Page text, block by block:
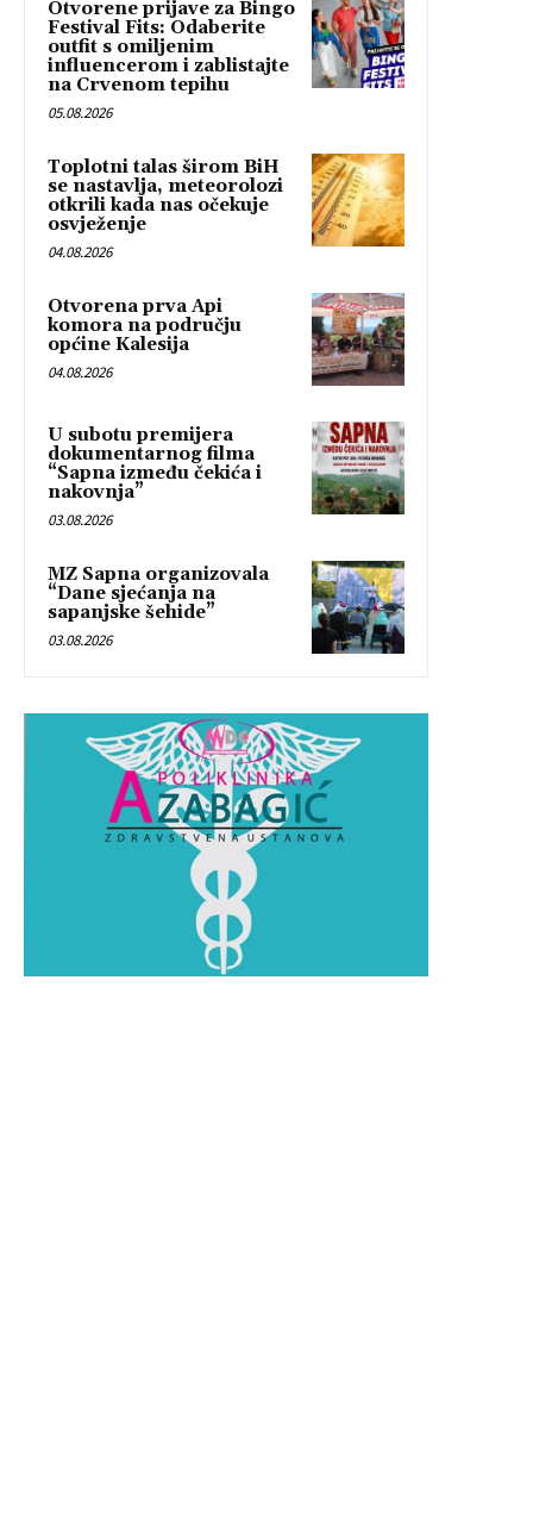
Otvorene prijave za Bingo
Festival Fits: Odaberite
outfit s omiljenim
influencerom i zablistajte
na Crvenom tepihu
05.08.2026
Toplotni talas širom BiH
se nastavlja, meteorolozi
otkrili kada nas očekuje
osvježenje
04.08.2026
Otvorena prva Api
komora na području
općine Kalesija
04.08.2026
U subotu premijera
dokumentarnog filma
“Sapna između čekića i
nakovnja”
03.08.2026
MZ Sapna organizovala
“Dane sjećanja na
sapanjske šehide”
03.08.2026